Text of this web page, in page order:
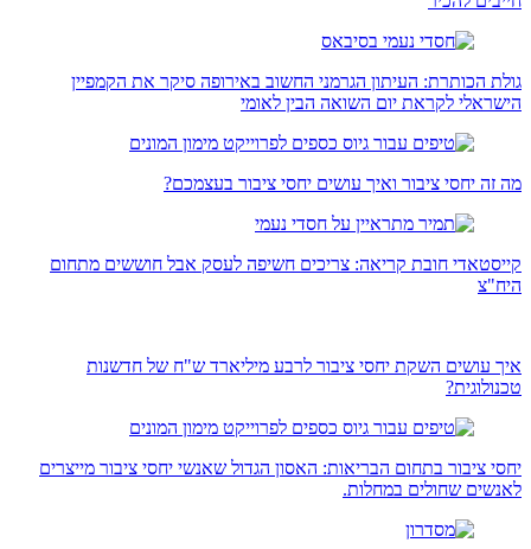
גולת הכותרת: העיתון הגרמני החשוב באירופה סיקר את הקמפיין
הישראלי לקראת יום השואה הבין לאומי
מה זה יחסי ציבור ואיך עושים יחסי ציבור בעצמכם?
קייסטאדי חובת קריאה: צריכים חשיפה לעסק אבל חוששים מתחום
היח"צ
איך עושים השקת יחסי ציבור לרבע מיליארד ש"ח של חדשנות
טכנולוגית?
יחסי ציבור בתחום הבריאות: האסון הגדול שאנשי יחסי ציבור מייצרים
לאנשים שחולים במחלות.